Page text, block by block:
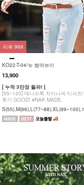
KO22-T-04/뉴 썸머브이
13,900
[ 누적 3만장 돌파! ]
[55~120] 매니쉬룩 차이나넥 티셔츠
후기 GOOD! #NAK MADE.
0)
리뷰 969